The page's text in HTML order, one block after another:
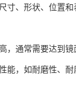
、形状、位置和
通常需要达到镜
，如耐磨性、耐